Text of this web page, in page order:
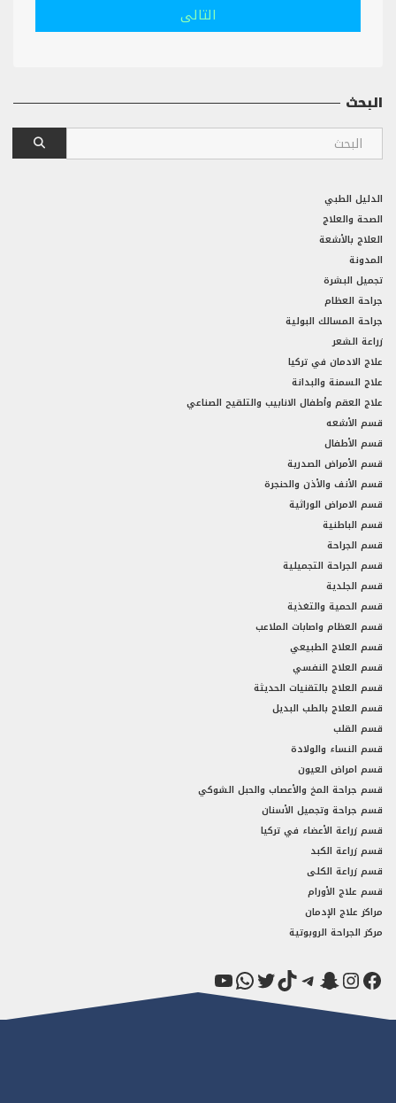
التالى
البحث
الدليل الطبي
الصحة والعلاج
العلاج بالأشعة
المدونة
تجميل البشرة
جراحة العظام
جراحة المسالك البولية
زراعة الشعر
علاج الادمان في تركيا
علاج السمنة والبدانة
علاج العقم وأطفال الانابيب والتلقيح الصناعي
قسم الأشعه
قسم الأطفال
قسم الأمراض الصدرية
قسم الأنف والأذن والحنجرة
قسم الامراض الوراثية
قسم الباطنية
قسم الجراحة
قسم الجراحة التجميلية
قسم الجلدية
قسم الحمية والتغذية
قسم العظام واصابات الملاعب
قسم العلاج الطبيعي
قسم العلاج النفسي
قسم العلاج بالتقنيات الحديثة
قسم العلاج بالطب البديل
قسم القلب
قسم النساء والولادة
قسم امراض العيون
قسم جراحة المخ والأعصاب والحبل الشوكي
قسم جراحة وتجميل الأسنان
قسم زراعة الأعضاء في تركيا
قسم زراعة الكبد
قسم زراعة الكلى
قسم علاج الأورام
مراكز علاج الإدمان
مركز الجراحة الروبوتية
فيسبوك
إنستجرام
سناب شاتتيليجرام
تيك توكتويترواتساب
يوتيوب